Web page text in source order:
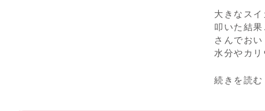
大きなス
叩いた結
さんでお
水分やカ
続きを読む